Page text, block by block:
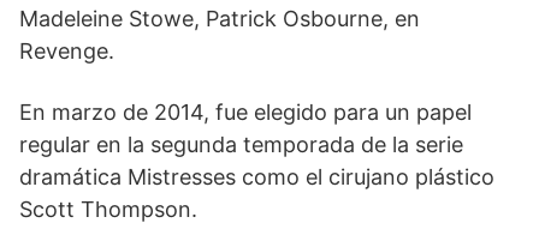
Madeleine Stowe, Patrick Osbourne, en
Revenge.
En marzo de 2014, fue elegido para un papel
regular en la segunda temporada de la serie
dramática Mistresses como el cirujano plástico
Scott Thompson.